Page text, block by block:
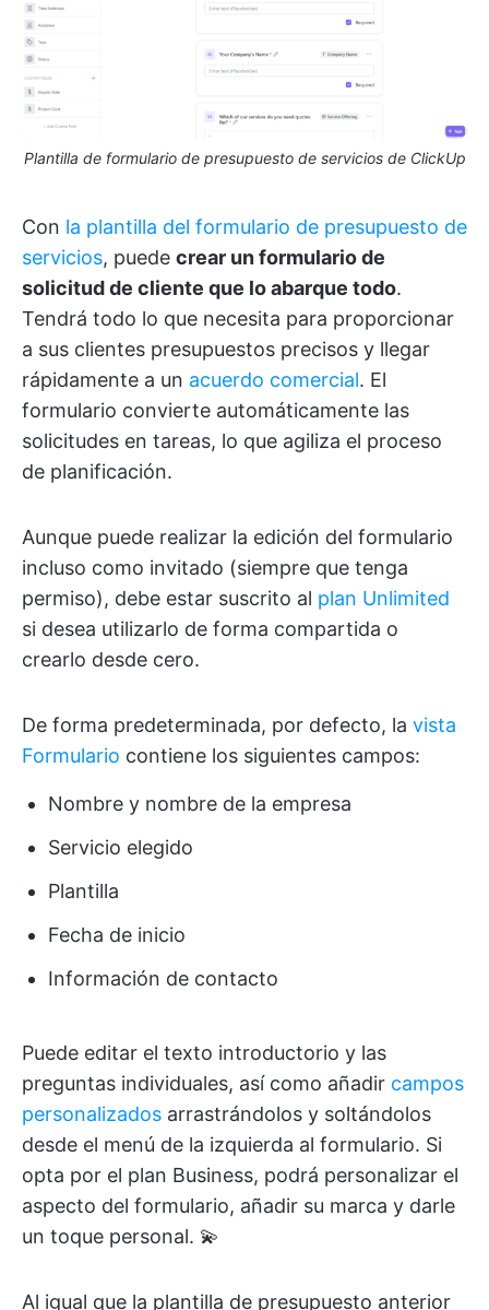
Plantilla de formulario de presupuesto de servicios de ClickUp
Con la plantilla del formulario de presupuesto de
servicios, puede crear un formulario de
solicitud de cliente que lo abarque todo.
Tendrá todo lo que necesita para proporcionar
a sus clientes presupuestos precisos y llegar
rápidamente a un acuerdo comercial. El
formulario convierte automáticamente las
solicitudes en tareas, lo que agiliza el proceso
de planificación.
Aunque puede realizar la edición del formulario
incluso como invitado (siempre que tenga
permiso), debe estar suscrito al plan Unlimited
si desea utilizarlo de forma compartida o
crearlo desde cero.
De forma predeterminada, por defecto, la vista
Formulario contiene los siguientes campos:
Nombre y nombre de la empresa
Servicio elegido
Plantilla
Fecha de inicio
Información de contacto
Puede editar el texto introductorio y las
preguntas individuales, así como añadir campos
personalizados arrastrándolos y soltándolos
desde el menú de la izquierda al formulario. Si
opta por el plan Business, podrá personalizar el
aspecto del formulario, añadir su marca y darle
un toque personal. 💫
Al igual que la plantilla de presupuesto anterior